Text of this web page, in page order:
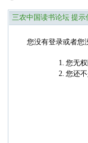
三农中国读书论坛 提示
您没有登录或者您
您无
您还